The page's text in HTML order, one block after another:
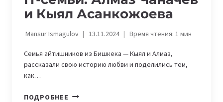
и Кыял Асанкожоева
Mansur Ismagulov 13.11.2024 Время чтения: 1мин
Семья айтишников из Бишкека — Кыял и Алмаз,
рассказали свою историю любви и поделились тем,
как…
ПОДРОБНЕЕ IT-